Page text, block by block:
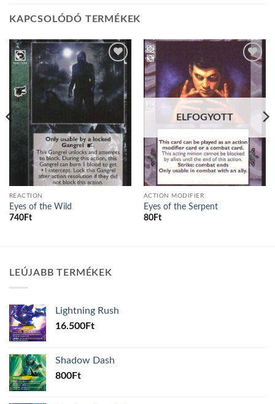
KAPCSOLÓDÓ TERMÉKEK
Add to
wishlist
REACTION
Eyes of the Wild
740Ft
Add to
wishlist
ELFOGYOTT
ACTION MODIFIER
Eyes of the Serpent
80Ft
LEÚJABB TERMÉKEK
Lightning Rush
16.500Ft
Shadow Dash
800Ft